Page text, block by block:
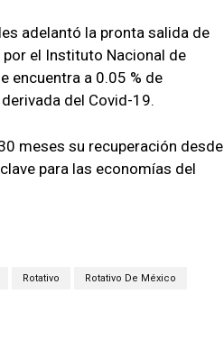
adelantó la pronta salida de
el Instituto Nacional de
encuentra a 0.05 % de
del Covid-19.
meses su recuperación desde
para las economías del
Rotativo Rotativo De México